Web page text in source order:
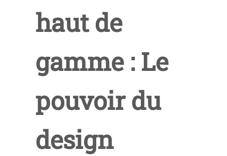
haut de
gamme : Le
pouvoir du
design